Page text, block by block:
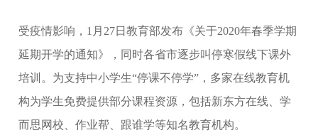
受疫情影响，1月27日教育部发布《关于2020年春季学期
延期开学的通知》，同时各省市逐步叫停寒假线下课外
培训。为支持中小学生“停课不停学”，多家在线教育机
构为学生免费提供部分课程资源，包括新东方在线、学
而思网校、作业帮、跟谁学等知名教育机构。